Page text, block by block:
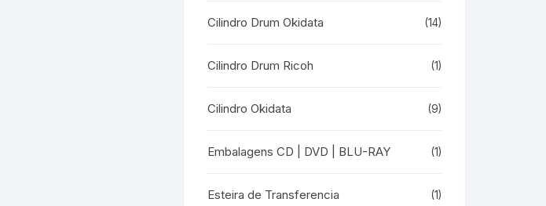
Cilindro Drum Okidata (14)
Cilindro Drum Ricoh (1)
Cilindro Okidata (9)
Embalagens CD | DVD | BLU-RAY (1)
Esteira de Transferencia (1)